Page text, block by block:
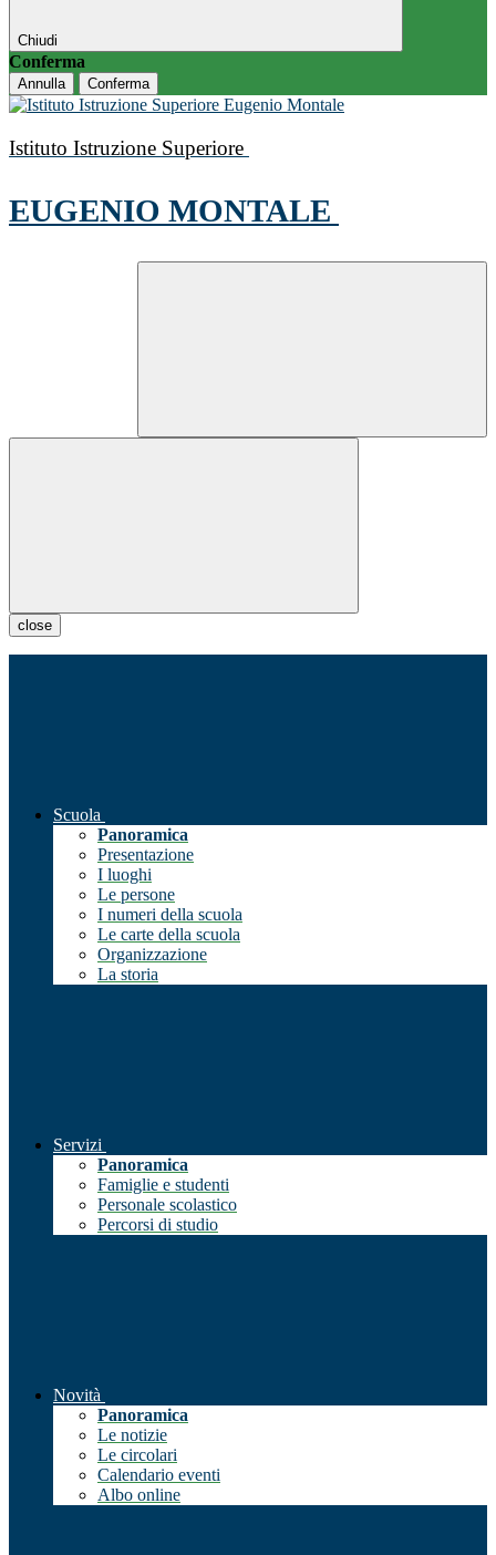
Chiudi
Conferma
Annulla Conferma
Istituto Istruzione Superiore
EUGENIO MONTALE
close
Scuola
Panoramica
Presentazione
I luoghi
Le persone
I numeri della scuola
Le carte della scuola
Organizzazione
La storia
Servizi
Panoramica
Famiglie e studenti
Personale scolastico
Percorsi di studio
Novità
Panoramica
Le notizie
Le circolari
Calendario eventi
Albo online